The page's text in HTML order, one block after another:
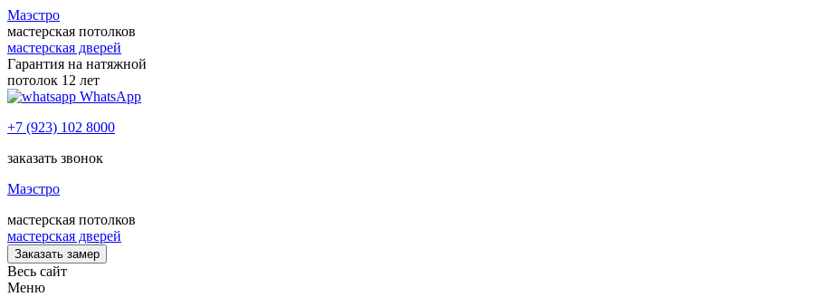
Маэстро
мастерская потолков
мастерская дверей
Гарантия на натяжной
потолок 12 лет
WhatsApp
+7 (923) 102 8000
заказать звонок
Маэстро
мастерская потолков
мастерская дверей
Заказать замер
Весь сайт
Меню